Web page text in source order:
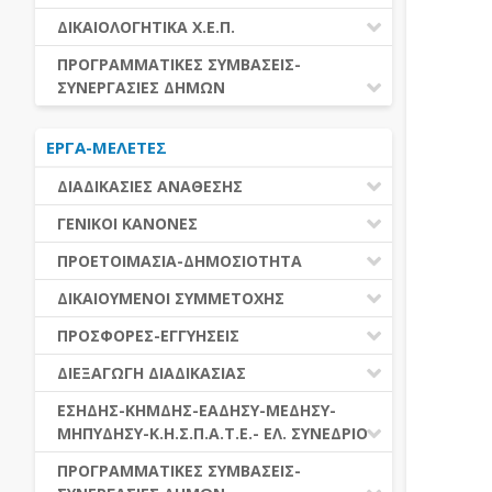
ΕΚΤΕΛΕΣΗ ΥΠΗΡΕΣΙΩΝ
ΕΚΤΕΛΕΣΗ ΠΡΟΜΗΘΕΙΩΝ
ΕΑΑΔΗΣΥ
ΕΑΔΗΣΥ
ΕΛ.ΣΥΝΕΔΡΙΟ
ΕΣΗΔΗΣ
ΔΙΚΑΙΟΛΟΓΗΤΙΚΑ Χ.Ε.Π.
ΔΙΚΑΙΟΛΟΓΗΤΙΚΑ Χ.Ε.Π.
ΠΡΟΓΡΑΜΜΑΤΙΚΕΣ ΣΥΜΒΑΣΕΙΣ-
ΣΥΝΕΡΓΑΣΙΕΣ ΔΗΜΩΝ
ΔΙΕΘΝΕΣ ΚΑΙ ΕΥΡΩΠΑΙΚΟ ΕΠΙΠΕΔΟ
ΠΡΟΓΡΑΜΜΑΤΙΚΕΣ ΣΥΜΒΑΣΕΙΣ
ΕΡΓΑ-ΜΕΛΕΤΕΣ
ΔΙΑΔΙΚΑΣΙΕΣ ΑΝΑΘΕΣΗΣ
ΔΙΑΔΙΚΑΣΙΕΣ ΑΝΑΘΕΣΗΣ
ΣΥΓΚΕΝΤΡΩΤΙΚΕΣ ΔΙΑΔΙΚΑΣΙΕΣ
ΑΝΑΘΕΣΗΣ
ΠΙΝΑΚΕΣ ΔΗΜΟΣΝΕΤ
ΓΕΝΙΚΟΙ ΚΑΝΟΝΕΣ
ΠΕΔΙΟ ΕΦΑΡΜΟΓΗΣ-ΕΝΑΡΞΗ ΙΣΧΥΟΣ
ΗΛΕΚΤΡΟΝΙΚΑ ΜΕΣΑ
ΓΕΝΙΚΕΣ ΑΡΧΕΣ ΚΑΙ ΚΑΝΟΝΕΣ
ΑΞΙΑ ΣΥΜΒΑΣΗΣ
ΕΙΔΗ ΣΥΜΒΑΣΕΩΝ
ΔΙΑΦΟΡΑ
ΠΡΟΕΤΟΙΜΑΣΙΑ-ΔΗΜΟΣΙΟΤΗΤΑ
ΓΝΩΜΟΔΟΤΙΚΑ ΟΡΓΑΝΑ-ΕΠΙΤΡΟΠΕΣ
ΠΡΟΕΤΟΙΜΑΣΙΑ
ΕΓΓΡΑΦΑ ΤΗΣ ΣΥΜΒΑΣΗΣ
ΔΗΜΟΣΙΕΥΣΕΙΣ
ΕΝΑΡΞΗ-ΠΡΟΘΕΣΜΙΕΣ
ΔΙΚΑΙΟΥΜΕΝΟΙ ΣΥΜΜΕΤΟΧΗΣ
ΔΙΚΑΙΟΥΜΕΝΟΙ ΣΥΜΜΕΤΟΧΗΣ
ΚΡΙΤΗΡΙΑ ΕΠΙΛΟΓΗΣ
ΛΟΓΟΙ ΑΠΟΚΛΕΙΣΜΟΥ
ΔΙΚΑΙΟΛΟΓΗΤΙΚΑ ΛΟΓΩΝ
ΑΠΟΚΛΕΙΣΜΟΥ & ΚΡΙΤΗΡΙΩΝ
ΕΠΙΛΟΓΗΣ
ΕΕΕΣ
ΠΡΟΣΦΟΡΕΣ-ΕΓΓΥΗΣΕΙΣ
ΕΓΓΥΗΣΕΙΣ
ΠΡΟΣΦΟΡΕΣ
ΔΙΕΞΑΓΩΓΗ ΔΙΑΔΙΚΑΣΙΑΣ
ΑΞΙΟΛΟΓΗΣΗ ΚΑΙ ΑΝΑΘΕΣΗ
ΑΠΟΤΕΛΕΣΜΑ ΔΙΑΔΙΚΑΣΙΑΣ
ΠΡΟΣΦΥΓΕΣ-ΕΝΣΤΑΣΕΙΣ
ΕΣΗΔΗΣ-ΚΗΜΔΗΣ-ΕΑΔΗΣΥ-ΜΕΔΗΣΥ-
ΜΗΠΥΔΗΣΥ-Κ.Η.Σ.Π.Α.Τ.Ε.- ΕΛ. ΣΥΝΕΔΡΙΟ
ΕΑΑΔΗΣΥ
ΠΡΟΓΡΑΜΜΑΤΙΚΕΣ ΣΥΜΒΑΣΕΙΣ-